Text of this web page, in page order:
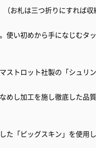
お札は三つ折りにすれば収
使い初めから手になじむタ
ストロット社製の「シュリ
めし加工を施し徹底した品
「ピッグスキン」を使用し